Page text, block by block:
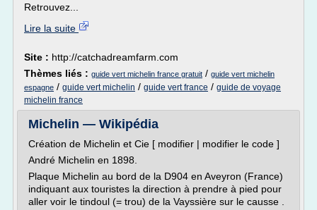
Retrouvez...
Lire la suite
Site : http://catchadreamfarm.com
Thèmes liés : guide vert michelin france gratuit / guide vert michelin
espagne / guide vert michelin / guide vert france / guide de voyage
michelin france
Michelin — Wikipédia
Création de Michelin et Cie [ modifier | modifier le code ]
André Michelin en 1898.
Plaque Michelin au bord de la D904 en Aveyron (France)
indiquant aux touristes la direction à prendre à pied pour
aller voir le tindoul (= trou) de la Vayssière sur le causse .